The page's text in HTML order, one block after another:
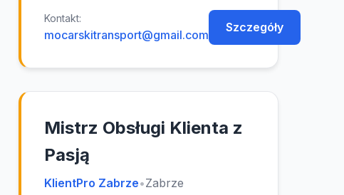
Kontakt:
mocarskitransport@gmail.com
Szczegóły
Mistrz Obsługi Klienta z
Pasją
KlientPro Zabrze•Zabrze